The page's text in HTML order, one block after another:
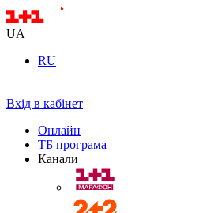
UA
RU
Вхід в кабінет
Онлайн
ТБ програма
Канали